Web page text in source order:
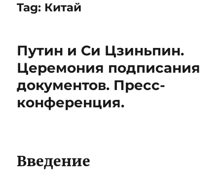
Tag: Китай
Путин и Си Цзиньпин.
Церемония подписания
документов. Пресс-
конференция.
Введение